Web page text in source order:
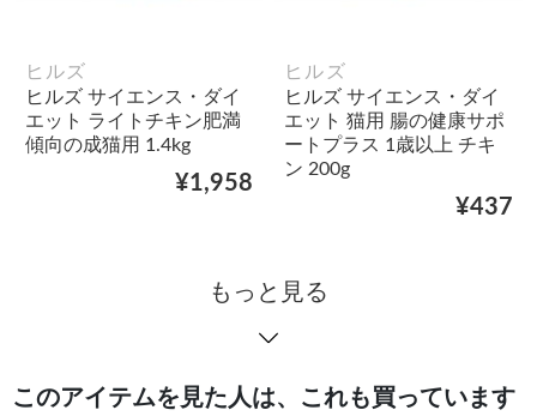
ヒルズ
ヒルズ サイエンス・ダイ
エット ライトチキン肥満
傾向の成猫用 1.4kg
¥1,958
ヒルズ
ヒルズ サイエンス・ダイ
エット 猫用 腸の健康サポ
ートプラス 1歳以上 チキ
ン 200g
¥437
もっと見る
このアイテムを見た人は、これも買っています